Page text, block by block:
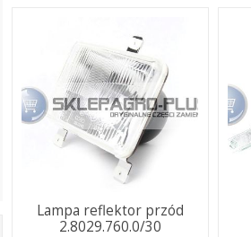
Lampa reflektor przód
2.8029.760.0/30